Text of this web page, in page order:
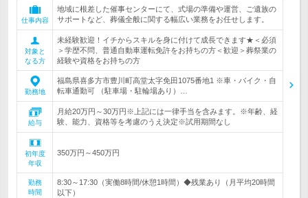
仕事内容
地域に根差した催事センターにて、式場の準備や運営、ご遺族の
サポートなど、葬儀全般に関する幅広い業務をお任せします。
対象と
なる方
未経験歓迎！イチからスキルを身に付けて成長できます★＜必須
＞学歴不問、普通自動車運転免許をお持ちの方＜歓迎＞葬祭業の
経験や資格をお持ちの方
勤務地
福島県喜多方市豊川町高堂太字免田1075番地1 ※車・バイク・自
転車通勤可 （駐車場・駐輪場あり）…
給与
月給20万円～30万円※上記には一律手当を含みます。※年齢、経
験、能力、資格等を考慮のうえ決定※試用期間なし
初年度
年収
350万円～450万円
勤務
時間
8:30～17:30（実働8時間/休憩1時間）◆残業あり（月平均20時間
以下）